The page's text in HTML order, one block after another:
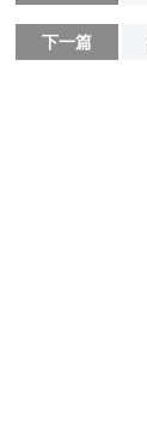
下一篇